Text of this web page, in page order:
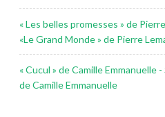
« Les belles promesses » de
«Le Grand Monde » de Pierre
« Cucul » de Camille Emmanuelle
de Camille Emmanuelle